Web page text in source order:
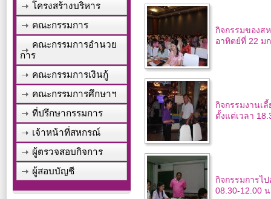
โครงสร้างบริหาร
คณะกรรมการ
คณะกรรมการอำนวย
การ
คณะกรรมการเงินกู้
คณะกรรมการศึกษาฯ
ที่ปรึกษากรรมการ
เจ้าหน้าที่สหกรณ์
ผู้ตรวจสอบกิจการ
ผู้สอบบัญชี
กิจกรรมของส
อาทิตย์ที่ 22 ม
กิจกรรมงานเ
ตั้งแต่เวลา
กิจกรรมการไ
08.30-12.00